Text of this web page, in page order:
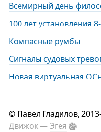
Всемирный день
100 лет установления
Компасные румбы
Сигналы судовых
Новая виртуальная
© Павел Гладилов,
Движок —Эгея